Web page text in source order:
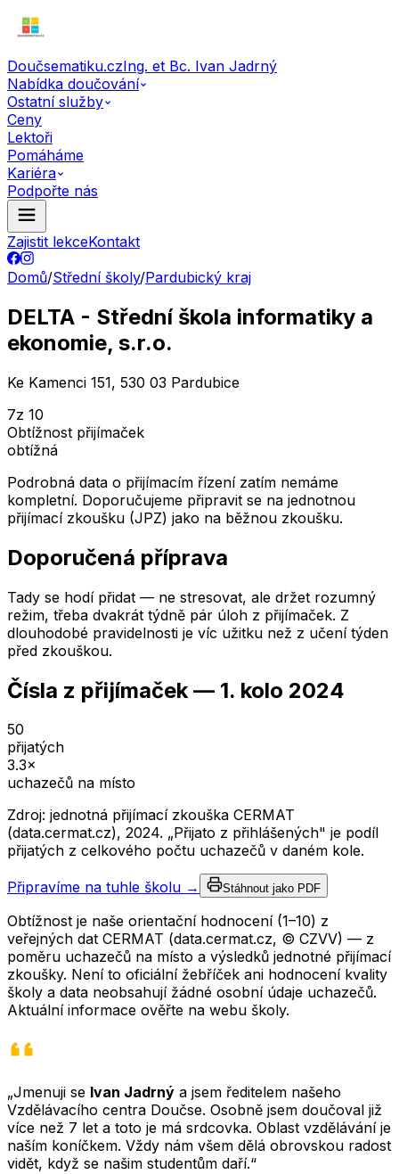
Doučsematiku.czIng. et Bc. Ivan Jadrný
Nabídka doučování
Ostatní služby
Ceny
Lektoři
Pomáháme
Kariéra
Podpořte nás
Zajistit lekceKontakt
Domů/Střední školy/Pardubický kraj
DELTA - Střední škola informatiky a
ekonomie, s.r.o.
Ke Kamenci 151, 530 03 Pardubice
7z 10
Obtížnost přijímaček
obtížná
Podrobná data o přijímacím řízení zatím nemáme
kompletní. Doporučujeme připravit se na jednotnou
přijímací zkoušku (JPZ) jako na běžnou zkoušku.
Doporučená příprava
Tady se hodí přidat — ne stresovat, ale držet rozumný
režim, třeba dvakrát týdně pár úloh z přijímaček. Z
dlouhodobé pravidelnosti je víc užitku než z učení týden
před zkouškou.
Čísla z přijímaček — 1. kolo 2024
50
přijatých
3.3×
uchazečů na místo
Zdroj: jednotná přijímací zkouška CERMAT
(data.cermat.cz), 2024. „Přijato z přihlášených" je podíl
přijatých z celkového počtu uchazečů v daném kole.
Připravíme na tuhle školu → Stáhnout jako PDF
Obtížnost je naše orientační hodnocení (1–10) z
veřejných dat CERMAT (data.cermat.cz, © CZVV) — z
poměru uchazečů na místo a výsledků jednotné přijímací
zkoušky. Není to oficiální žebříček ani hodnocení kvality
školy a data neobsahují žádné osobní údaje uchazečů.
Aktuální informace ověřte na webu školy.
„Jmenuji se Ivan Jadrný a jsem ředitelem našeho
Vzdělávacího centra Doučse. Osobně jsem doučoval již
více než 7 let a toto je má srdcovka. Oblast vzdělávání je
naším koníčkem. Vždy nám všem dělá obrovskou radost
vidět, když se našim studentům daří.“